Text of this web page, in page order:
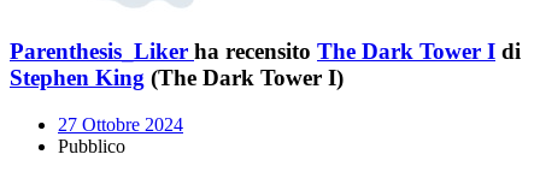
Parenthesis_Liker ha recensito The Dark Tower I di
Stephen King (The Dark Tower I)
27 Ottobre 2024
Pubblico